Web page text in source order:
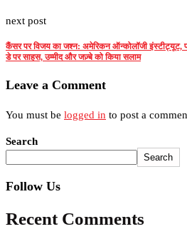
next post
कैंसर पर विजय का जश्न: अमेरिकन ऑन्कोलॉजी इंस्टीट्यूट,
डे पर साहस, उम्मीद और जज़्बे को किया सलाम
Leave a Comment
You must be logged in to post a
Search
Search
Follow Us
Recent Comments